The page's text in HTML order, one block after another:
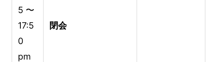
5 〜
17:5
0
pm
閉会